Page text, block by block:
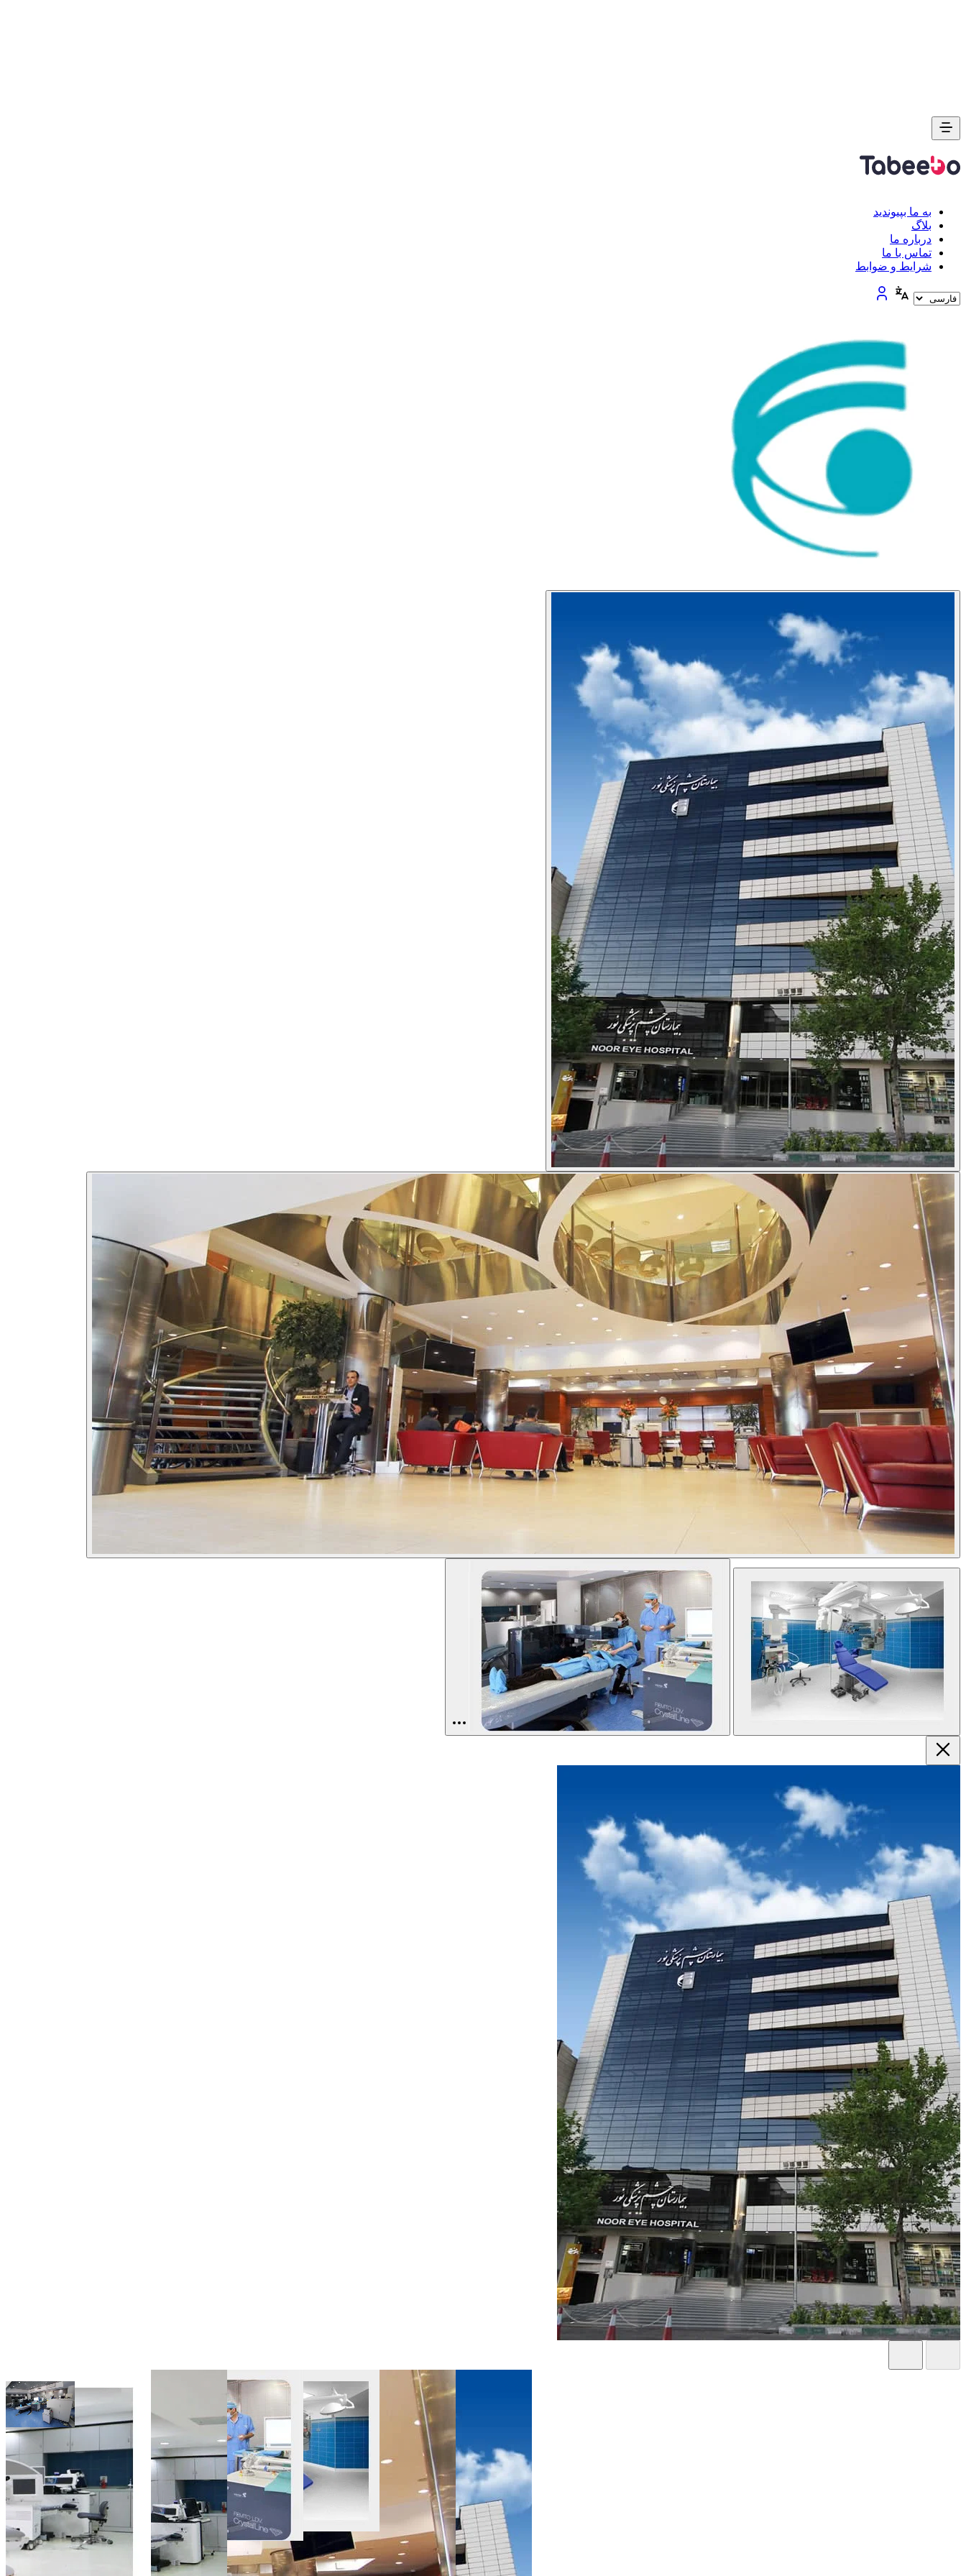
به ما بپیوندید
بلاگ
درباره ما
تماس با ما
شرایط و ضوابط